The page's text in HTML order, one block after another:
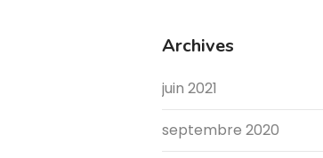
Archives
juin 2021
septembre 2020